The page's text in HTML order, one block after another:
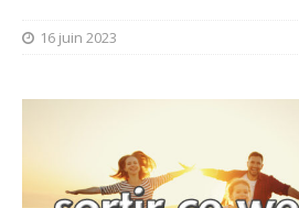
16 juin 2023